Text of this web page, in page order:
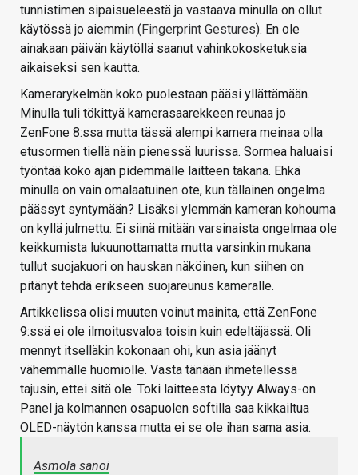
tunnistimen sipaisueleestä ja vastaava minulla on ollut
käytössä jo aiemmin ( Fingerprint Gestures). En ole
ainakaan päivän käytöllä saanut vahinkokosketuksia
aikaiseksi sen kautta.
Kamerarykelmän koko puolestaan pääsi yllättämään.
Minulla tuli tökittyä kamerasaarekkeen reunaa jo
ZenFone 8:ssa mutta tässä alempi kamera meinaa olla
etusormen tiellä näin pienessä luurissa. Sormea haluaisi
työntää koko ajan pidemmälle laitteen takana. Ehkä
minulla on vain omalaatuinen ote, kun tällainen ongelma
päässyt syntymään? Lisäksi ylemmän kameran kohouma
on kyllä julmettu. Ei siinä mitään varsinaista ongelmaa ole
keikkumista lukuunottamatta mutta varsinkin mukana
tullut suojakuori on hauskan näköinen, kun siihen on
pitänyt tehdä erikseen suojareunus kameralle.
Artikkelissa olisi muuten voinut mainita, että ZenFone
9:ssä ei ole ilmoitusvaloa toisin kuin edeltäjässä. Oli
mennyt itselläkin kokonaan ohi, kun asia jäänyt
vähemmälle huomiolle. Vasta tänään ihmetellessä
tajusin, ettei sitä ole. Toki laitteesta löytyy Always-on
Panel ja kolmannen osapuolen softilla saa kikkailtua
OLED-näytön kanssa mutta ei se ole ihan sama asia.
Asmola sanoi